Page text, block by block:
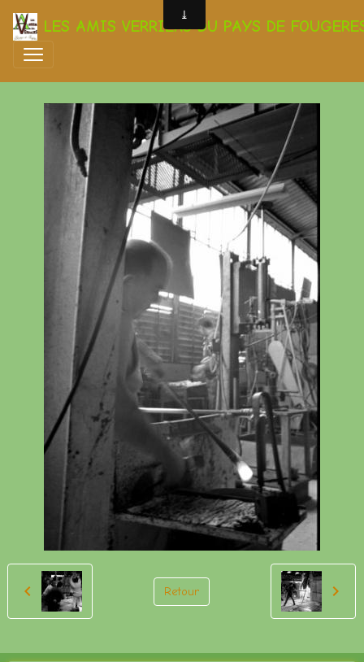
LES AMIS VERRIERS DU PAYS DE
Retour